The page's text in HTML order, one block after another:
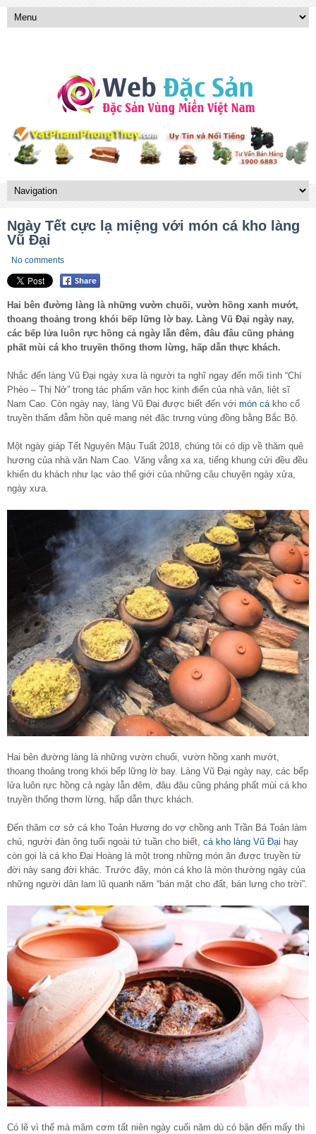
Ngày Tết cực lạ miệng với món cá kho làng
Vũ Đại
No comments
Hai bên đường làng là những vườn chuối, vườn hồng xanh mướt,
thoang thoảng trong khói bếp lững lờ bay. Làng Vũ Đại ngày nay,
các bếp lửa luôn rực hồng cả ngày lẫn đêm, đâu đâu cũng phảng
phất mùi cá kho truyền thống thơm lừng, hấp dẫn thực khách.
Nhắc đến làng Vũ Đại ngày xưa là người ta nghĩ ngay đến mối tình “Chí
Phèo – Thị Nở” trong tác phẩm văn học kinh điển của nhà văn, liệt sĩ
Nam Cao. Còn ngày nay, làng Vũ Đại được biết đến với món cákho cổ
truyền thấm đẫm hồn quê mang nét đặc trưng vùng đồng bằng Bắc Bộ.
Một ngày giáp Tết Nguyên Mậu Tuất 2018, chúng tôi có dịp về thăm quê
hương của nhà văn Nam Cao. Văng vẳng xa xa, tiếng khung cửi đều đều
khiến du khách như lạc vào thế giới của những câu chuyện ngày xửa,
ngày xưa.
Hai bên đường làng là những vườn chuối, vườn hồng xanh mướt,
thoang thoảng trong khói bếp lững lờ bay. Làng Vũ Đại ngày nay, các bếp
lửa luôn rực hồng cả ngày lẫn đêm, đâu đâu cũng phảng phất mùi cá kho
truyền thống thơm lừng, hấp dẫn thực khách.
Đến thăm cơ sở cá kho Toản Hương do vợ chồng anh Trần Bá Toản làm
chủ, người đàn ông tuổi ngoài tứ tuần cho biết, cá kho làng Vũ Đại hay
còn gọi là cá kho Đại Hoàng là một trong những món ăn được truyền từ
đời này sang đời khác. Trước đây, món cá kho là món thường ngày của
những người dân lam lũ quanh năm “bán mặt cho đất, bán lưng cho trời”.
Có lẽ vì thế mà mâm cơm tất niên ngày cuối năm dù có bận đến mấy thì